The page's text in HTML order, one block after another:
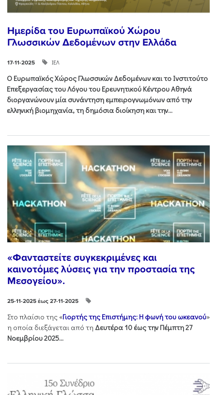
Ημερίδα του Ευρωπαϊκού Χώρου
Γλωσσικών Δεδομένων στην Ελλάδα
17-11-2025 ΙΕΛ
Ο Ευρωπαϊκός Χώρος Γλωσσικών Δεδομένων και το Ινστιτούτο
Επεξεργασίας του Λόγου του Ερευνητικού Κέντρου Αθηνά
διοργανώνουν μία συνάντηση εμπειρογνωμόνων από την
ελληνική βιομηχανία, τη δημόσια διοίκηση και την...
«Φανταστείτε συγκεκριμένες και
καινοτόμες λύσεις για την προστασία της
Μεσογείου».
25-11-2025 έως 27-11-2025
Στo πλαίσιo της «Γιορτής της Επιστήμης: Η φωνή του ωκεανού»
η οποία διεξάγεται από τη Δευτέρα 10 έως την Πέμπτη 27
Νοεμβρίου 2025...